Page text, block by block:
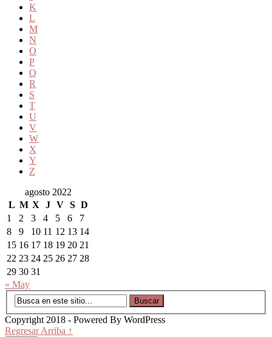
K
L
M
N
O
P
Q
R
S
T
U
V
W
X
Y
Z
agosto 2022
L M X J V S D
1
2 3 4 5 6
7
8
9 10 11 12 13 14
15 16 17 18 19 20 21
22 23 24 25 26 27 28
29 30 31
« May
Copyright 2018 - Powered By WordPress
Regresar Arriba ↑